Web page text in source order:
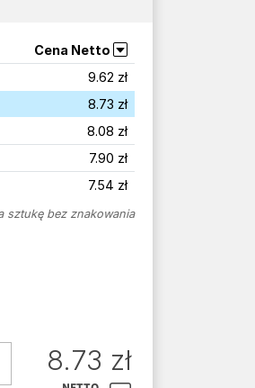
Cena Netto
9.62 zł
8.73 zł
8.08 zł
7.90 zł
7.54 zł
sztukę bez znakowania
8.73 zł